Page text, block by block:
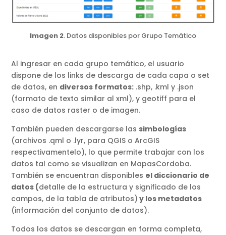
Imagen 2. Datos disponibles por Grupo Temático
Al ingresar en cada grupo temático, el usuario
dispone de los links de descarga de cada capa o set
de datos, en diversos formatos: .shp, .kml y .json
(formato de texto similar al xml), y geotiff para el
caso de datos raster o de imagen.
También pueden descargarse las simbologías
(archivos .qml o .lyr, para QGIS o ArcGIS
respectivamentelo), lo que permite trabajar con los
datos tal como se visualizan en MapasCordoba.
También se encuentran disponibles el diccionario de
datos (detalle de la estructura y significado de los
campos, de la tabla de atributos) y los metadatos
(información del conjunto de datos).
Todos los datos se descargan en forma completa,